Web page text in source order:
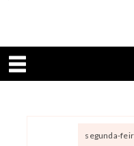
Abrir menu
segunda-